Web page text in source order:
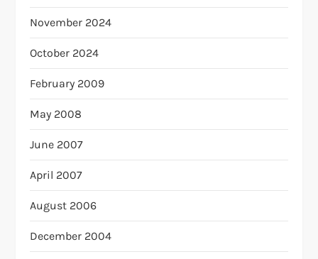
November 2024
October 2024
February 2009
May 2008
June 2007
April 2007
August 2006
December 2004